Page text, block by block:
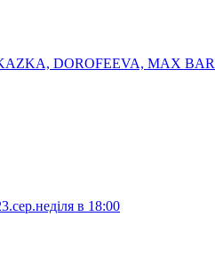
DOROFEEVA, MAX
в 18:00